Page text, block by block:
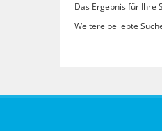
Das Ergebnis für Ihre
Weitere beliebte